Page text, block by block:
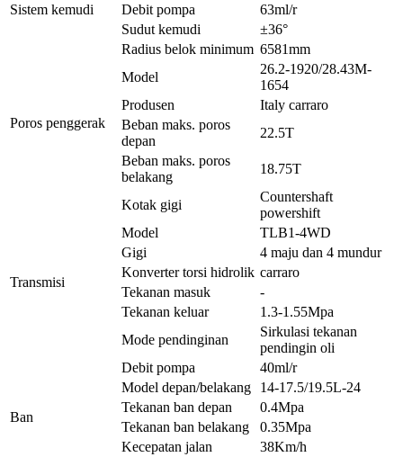
Sistem kemudi
Debit pompa
63ml/r
Sudut kemudi
±36°
Radius belok minimum 6581mm
Poros penggerak
Model
26.2-1920/28.43M-
1654
Produsen
Italy carraro
Beban maks. poros
depan
22.5T
Beban maks. poros
belakang
18.75T
Transmisi
Kotak gigi
Countershaft
powershift
Model
TLB1-4WD
Gigi
4 maju dan 4 mundur
Konverter torsi hidrolik carraro
Tekanan masuk
-
Tekanan keluar
1.3-1.55Mpa
Mode pendinginan
Sirkulasi tekanan
pendingin oli
Debit pompa
40ml/r
Ban
Model depan/belakang
14-17.5/19.5L-24
Tekanan ban depan
0.4Mpa
Tekanan ban belakang
0.35Mpa
Kecepatan jalan
38Km/h